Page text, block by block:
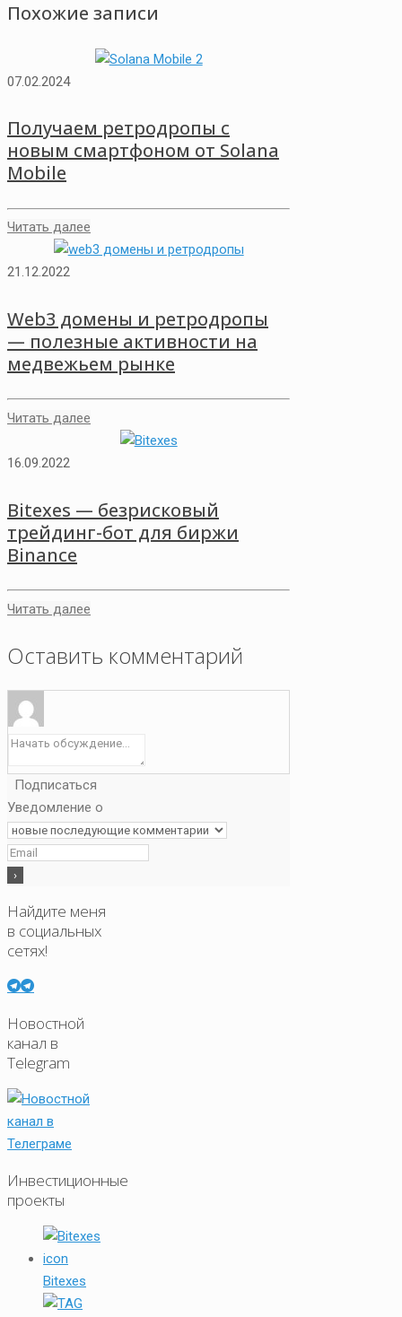
Похожие записи
07.02.2024
Получаем ретродропы с
новым смартфоном от Solana
Mobile
Читать далее
21.12.2022
Web3 домены и ретродропы
— полезные активности на
медвежьем рынке
Читать далее
16.09.2022
Bitexes — безрисковый
трейдинг-бот для биржи
Binance
Читать далее
Оставить комментарий
Подписаться
Уведомление о
Найдите меня
в социальных
сетях!
Новостной
канал в
Telegram
Инвестиционные
проекты
Bitexes